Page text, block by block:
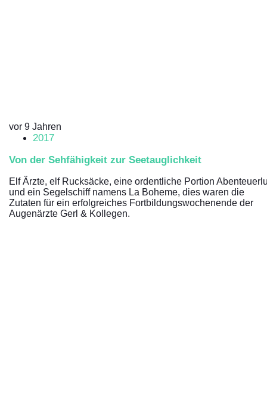
vor 9 Jahren
2017
Von der Sehfähigkeit zur Seetauglichkeit
Elf Ärzte, elf Rucksäcke, eine ordentliche Portion
und ein Segelschiff namens La Boheme, dies waren die
Zutaten für ein erfolgreiches Fortbildungswochenende der
Augenärzte Gerl & Kollegen.